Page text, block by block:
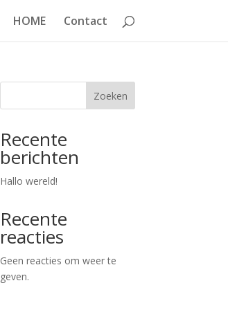
HOME Contact
Zoeken
Recente
berichten
Hallo wereld!
Recente
reacties
Geen reacties om weer te
geven.